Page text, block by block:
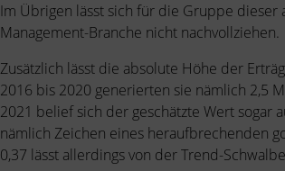
Im Übrigen lässt sich für die Gruppe
Management-Branche nicht nachvollziehen.
Zusätzlich lässt die absolute Höhe der
2016 bis 2020 generierten sie nämlich 2,5
2021 belief sich der geschätzte Wert sogar
nämlich Zeichen eines heraufbrechenden
0,37 lässt allerdings von der Trend-